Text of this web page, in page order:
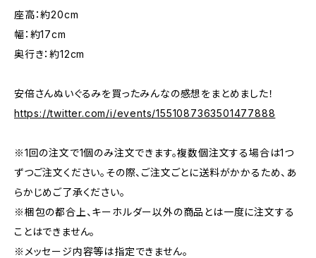
座高：約20cm
幅：約17cm
奥行き：約12cm
安倍さんぬいぐるみを買ったみんなの感想をまとめました！
https://twitter.com/i/events/1551087363501477888
※1回の注文で1個のみ注文できます。複数個注文する場合は1つ
ずつご注文ください。その際、ご注文ごとに送料がかかるため、あ
らかじめご了承ください。
※梱包の都合上、キーホルダー以外の商品とは一度に注文する
ことはできません。
※メッセージ内容等は指定できません。